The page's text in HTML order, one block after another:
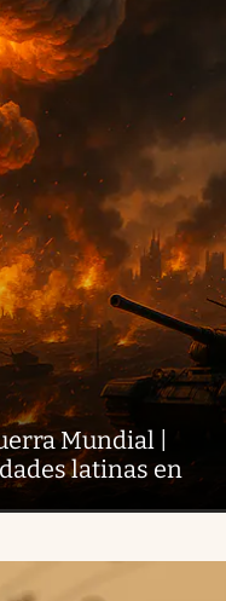
Mundial |
latinas en